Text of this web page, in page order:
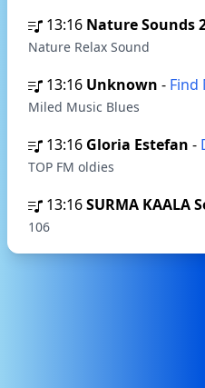
13:16 Nature Sounds
Nature Relax Sound
13:16 Unknown - Find
Miled Music Blues
13:16 Gloria Estefan -
TOP FM oldies
13:16SURMA KAALA
106